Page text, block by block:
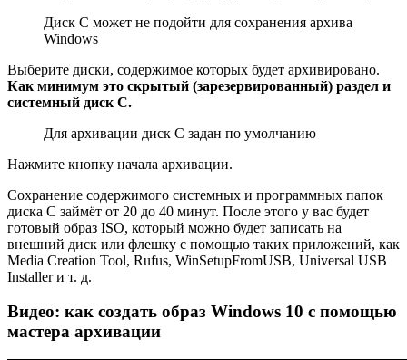
Диск C может не подойти для сохранения архива
Windows
Выберите диски, содержимое которых будет архивировано.
Как минимум это скрытый (зарезервированный) раздел и
системный диск C.
Для архивации диск C задан по умолчанию
Нажмите кнопку начала архивации.
Сохранение содержимого системных и программных папок
диска C займёт от 20 до 40 минут. После этого у вас будет
готовый образ ISO, который можно будет записать на
внешний диск или флешку с помощью таких приложений, как
Media Creation Tool, Rufus, WinSetupFromUSB, Universal USB
Installer и т. д.
Видео: как создать образ Windows 10 с помощью
мастера архивации